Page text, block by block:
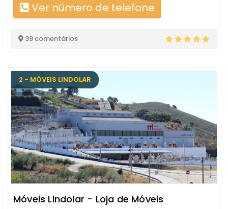
Ver número de telefone
39 comentários
2 - MÓVEIS LINDOLAR
Móveis Lindolar - Loja de Móveis